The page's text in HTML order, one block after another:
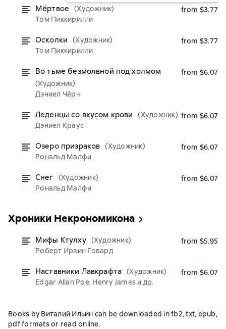
Мёртвое
(Художник)
Том Пиккирилли
from $3.77
Осколки
(Художник)
Том Пиккирилли
from $3.77
Во тьме безмолвной под холмом
(Художник)
Дэниел Чёрч
from $6.07
Леденцы со вкусом крови
(Художник)
Дэниел Краус
from $6.07
Озеро призраков (Художник)
Рональд Малфи
from $6.07
Снег
(Художник)
Рональд Малфи
from $6.07
Хроники Некрономикона
Мифы Ктулху (Художник)
Роберт Ирвин Говард
from $5.95
Наставники Лавкрафта (Художник)
Edgar Allan Poe, Henry James и др.
from $6.07
Books by Виталий Ильин can be downloaded in fb2, txt, epub,
pdf formats or read online.